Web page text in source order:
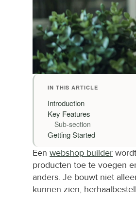
IN THIS ARTICLE
Introduction
Key Features
Sub-section
Getting Started
Een webshop builder
producten toe te voegen
anders. Je bouwt niet
kunnen zien,